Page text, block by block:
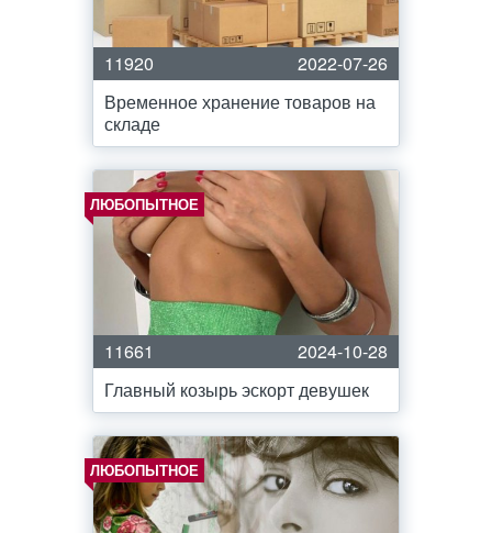
11920
2022-07-26
Временное хранение товаров на
складе
ЛЮБОПЫТНОЕ
11661
2024-10-28
Главный козырь эскорт девушек
ЛЮБОПЫТНОЕ